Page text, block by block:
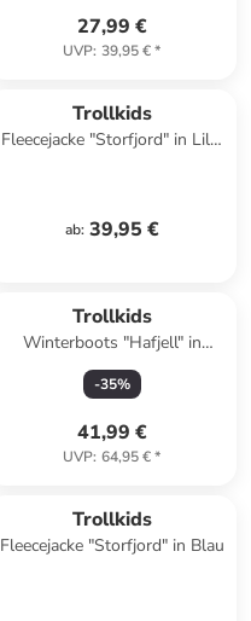
27,99 €
UVP: 39,95 €*
Trollkids
Fleecejacke "Storfjord" in Lila/
ab: 39,95 €
Trollkids
Winterboots "Hafjell" in
Bordeaux
-35%
41,99 €
UVP: 64,95 €*
Trollkids
Fleecejacke "Storfjord" in Blau